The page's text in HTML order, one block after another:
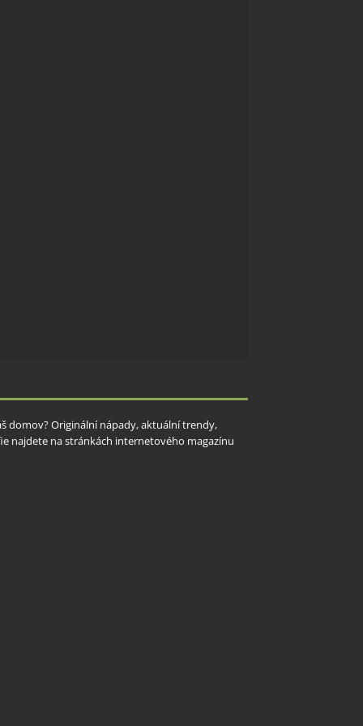
domov? Originální nápady, aktuální trendy,
najdete na stránkách internetového magazínu